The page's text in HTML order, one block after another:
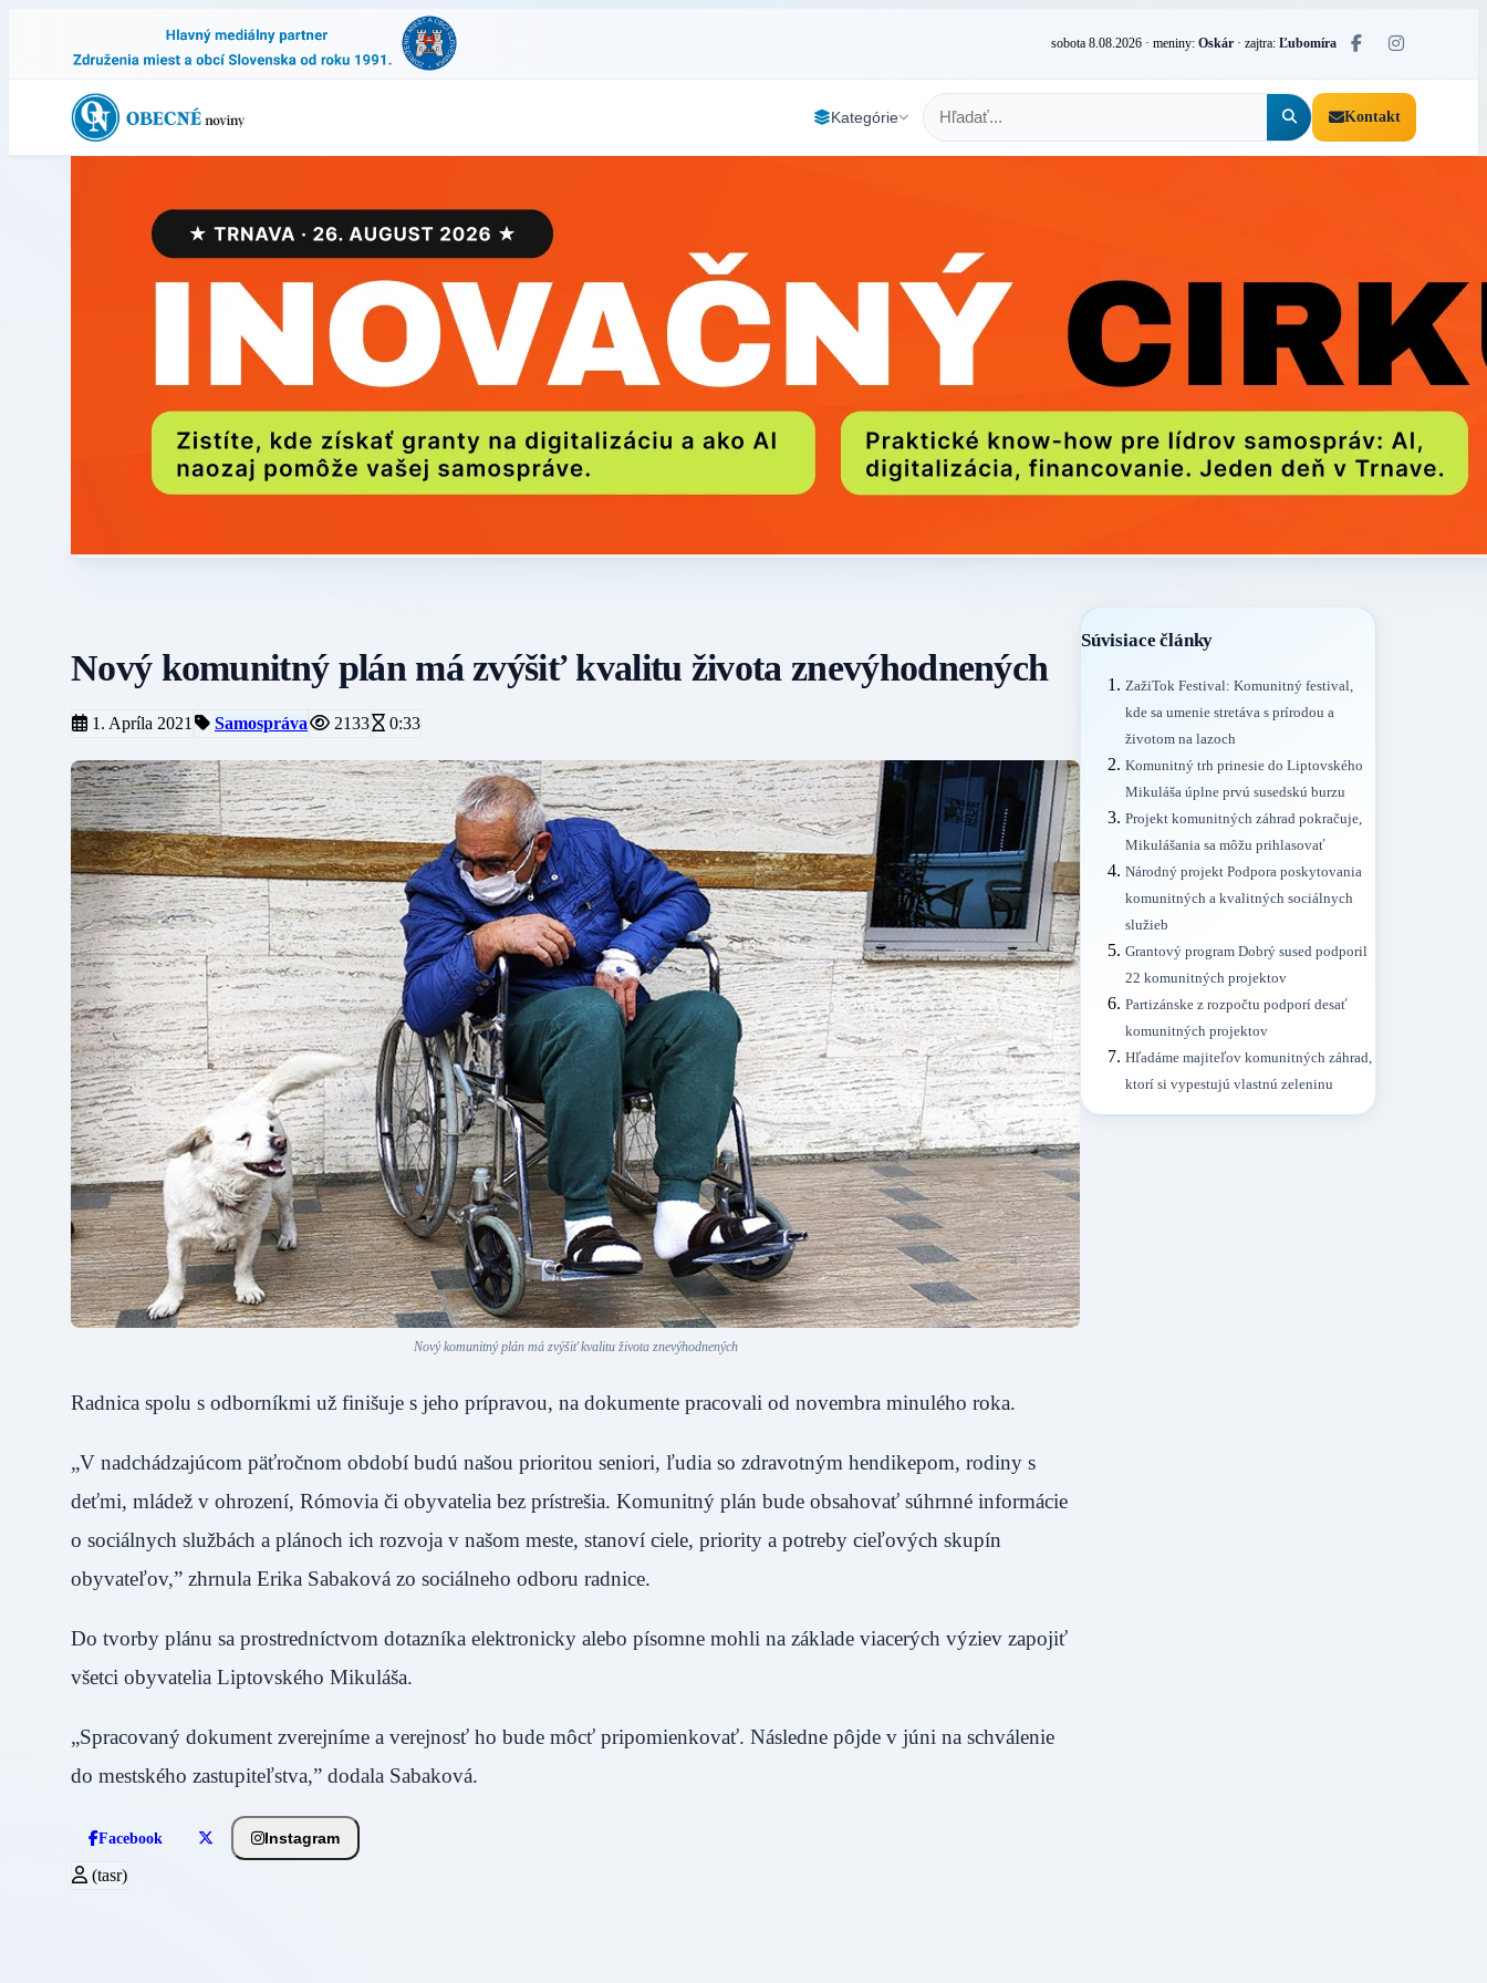
sobota 8.08.2026 · meniny: Oskár · zajtra: Ľubomíra
Kategórie Kontakt
Nový komunitný plán má zvýšiť kvalitu života znevýhodnených
1. Apríla 2021 Samospráva 2133 0:33
Nový komunitný plán má zvýšiť kvalitu života znevýhodnených
Radnica spolu s odborníkmi už finišuje s jeho prípravou, na dokumente pracovali od novembra minulého roka.
„V nadchádzajúcom päťročnom období budú našou prioritou seniori, ľudia so zdravotným hendikepom, rodiny s
deťmi, mládež v ohrození, Rómovia či obyvatelia bez prístrešia. Komunitný plán bude obsahovať súhrnné informácie
o sociálnych službách a plánoch ich rozvoja v našom meste, stanoví ciele, priority a potreby cieľových skupín
obyvateľov,” zhrnula Erika Sabaková zo sociálneho odboru radnice.
Do tvorby plánu sa prostredníctvom dotazníka elektronicky alebo písomne mohli na základe viacerých výziev zapojiť
všetci obyvatelia Liptovského Mikuláša.
„Spracovaný dokument zverejníme a verejnosť ho bude môcť pripomienkovať. Následne pôjde v júni na schválenie
do mestského zastupiteľstva,” dodala Sabaková.
Facebook Instagram
(tasr)
Súvisiace články
ZažiTok Festival: Komunitný festival,
kde sa umenie stretáva s prírodou a
životom na lazoch
Komunitný trh prinesie do Liptovského
Mikuláša úplne prvú susedskú burzu
Projekt komunitných záhrad pokračuje,
Mikulášania sa môžu prihlasovať
Národný projekt Podpora poskytovania
komunitných a kvalitných sociálnych
služieb
Grantový program Dobrý sused podporil
22 komunitných projektov
Partizánske z rozpočtu podporí desať
komunitných projektov
Hľadáme majiteľov komunitných záhrad,
ktorí si vypestujú vlastnú zeleninu